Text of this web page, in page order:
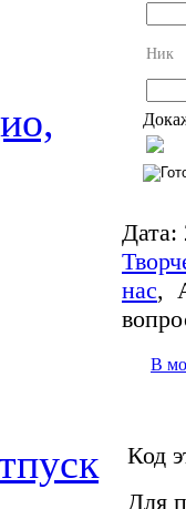
Ник
Дата:
нас,
В
Код
Для